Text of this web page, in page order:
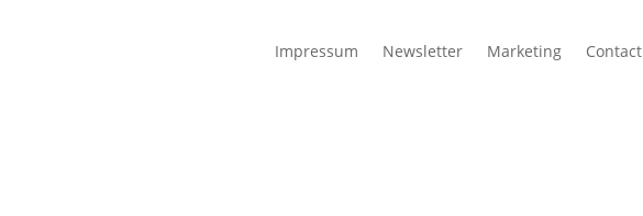
Impressum Newsletter Marketing Contact